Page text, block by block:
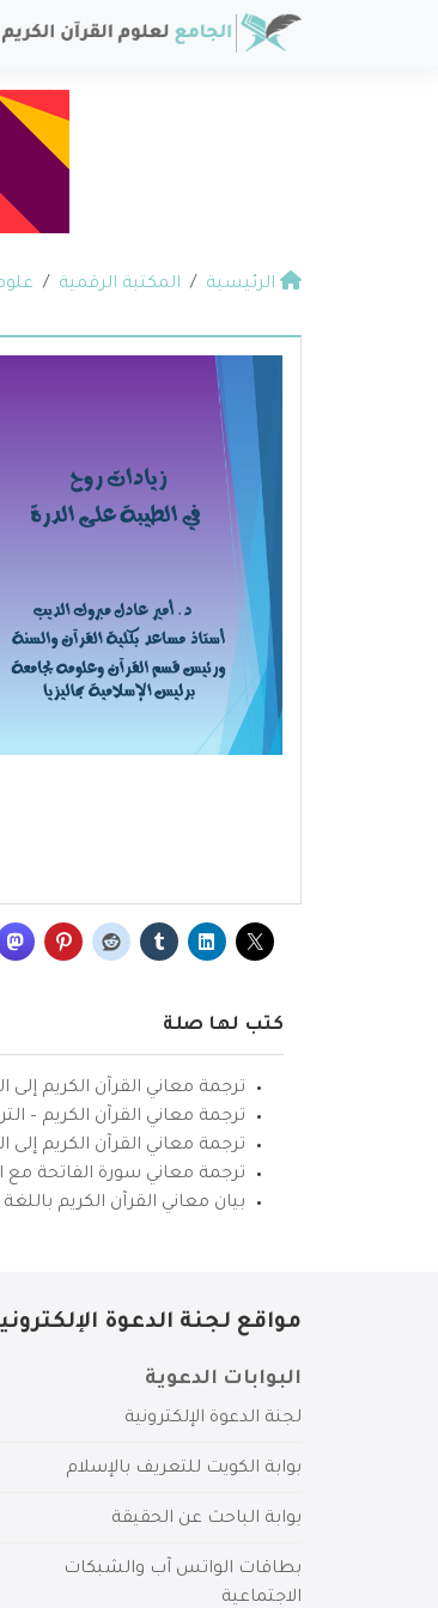
الرئيسية المكتبة الرقمية
كتب لها صلة
ترجمة معاني القرآن الكريم إلى
ترجمة معاني القرآن الكريم –
ترجمة معاني القرآن الكريم
ترجمة معاني سورة الفاتحة مع
بيان معاني القرآن الكريم باللغة
مواقع لجنة الدعوة
البوابات الدعوية
لجنة الدعوة الإلكترونية
بوابة الكويت للتعريف بالإسلام
بوابة الباحث عن الحقيقة
بطاقات الواتس آب والشبكات
الاجتماعية